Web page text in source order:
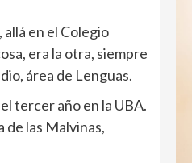
en el Colegio
era la otra, siempre
área de Lenguas.
tercer año en la UBA.
de las Malvinas,